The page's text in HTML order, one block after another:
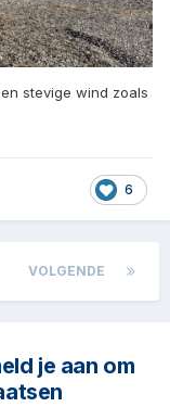
stevige wind zoals
6
VOLGENDE
je aan om